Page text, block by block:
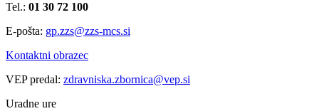
Tel.: 01 30 72 100
E-pošta: gp.zzs@zzs-mcs.si
Kontaktni obrazec
VEP predal: zdravniska.zbornica@vep.si
Uradne ure